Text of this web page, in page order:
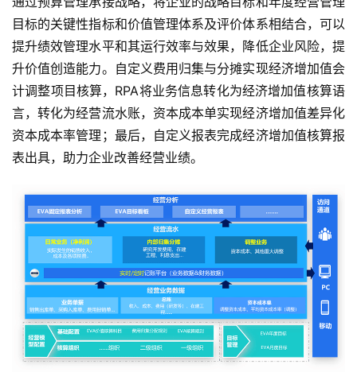
快
讯
问
答
目标的关键性指标和价值管理体系及评价体系相结合，可以
提升绩效管理水平和其运行效率与效果，降低企业风险，提
升价值创造能力。自定义费用归集与分摊实现经济增加值会
计调整项目核算，RPA将业务信息转化为经济增加值核算语
言，转化为经营流水账，资本成本单实现经济增加值差异化
资本成本率管理；最后，自定义报表完成经济增加值核算报
表出具，助力企业改善经营业绩。